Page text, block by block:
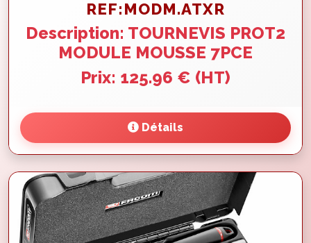
REF:MODM.ATXR
Description: TOURNEVIS PROT2
MODULE MOUSSE 7PCE
Prix: 125.96 € (HT)
Détails